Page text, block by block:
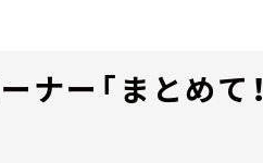
ー「まとめて！